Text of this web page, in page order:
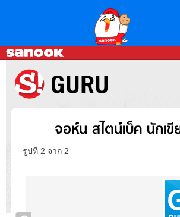
จอห์น สไตน์เบ็ค นักเ
รูปที่ 2 จาก 2